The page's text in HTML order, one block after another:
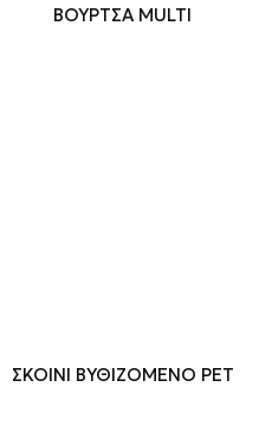
ΒΟΥΡΤΣΑ MULTI
ΣΚΟΙΝΙ ΒΥΘΙΖΟΜΕΝΟ PET